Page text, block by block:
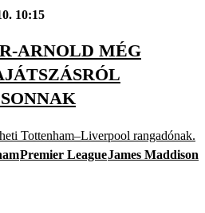
10:15
ARNOLD MÉG
Tottenham–Liverpool rangadónak.
Premier LeagueJames Maddison